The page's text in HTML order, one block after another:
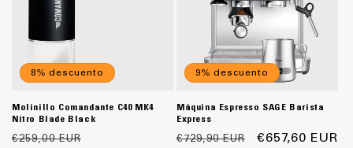
8% descuento
Molinillo Comandante C40 MK4
Nitro Blade Black
Precio
€259,00 EUR
9% descuento
Máquina Espresso SAGE Barista
Express
Precio
€729,90 EUR
Precio
€657,60 EUR